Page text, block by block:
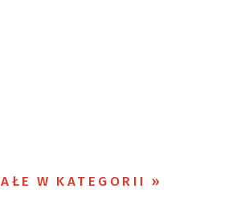
W KATEGORII